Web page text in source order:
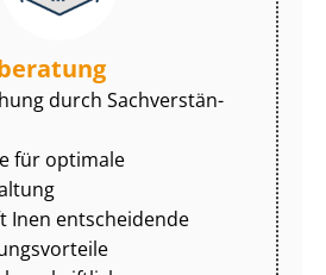
durch Sach­ver­stän­
für optimale
Inen entscheidende